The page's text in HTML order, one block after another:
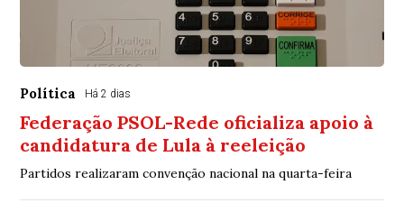
Política Há 2 dias
Federação PSOL-Rede oficializa apoio à
candidatura de Lula à reeleição
Partidos realizaram convenção nacional na quarta-feira